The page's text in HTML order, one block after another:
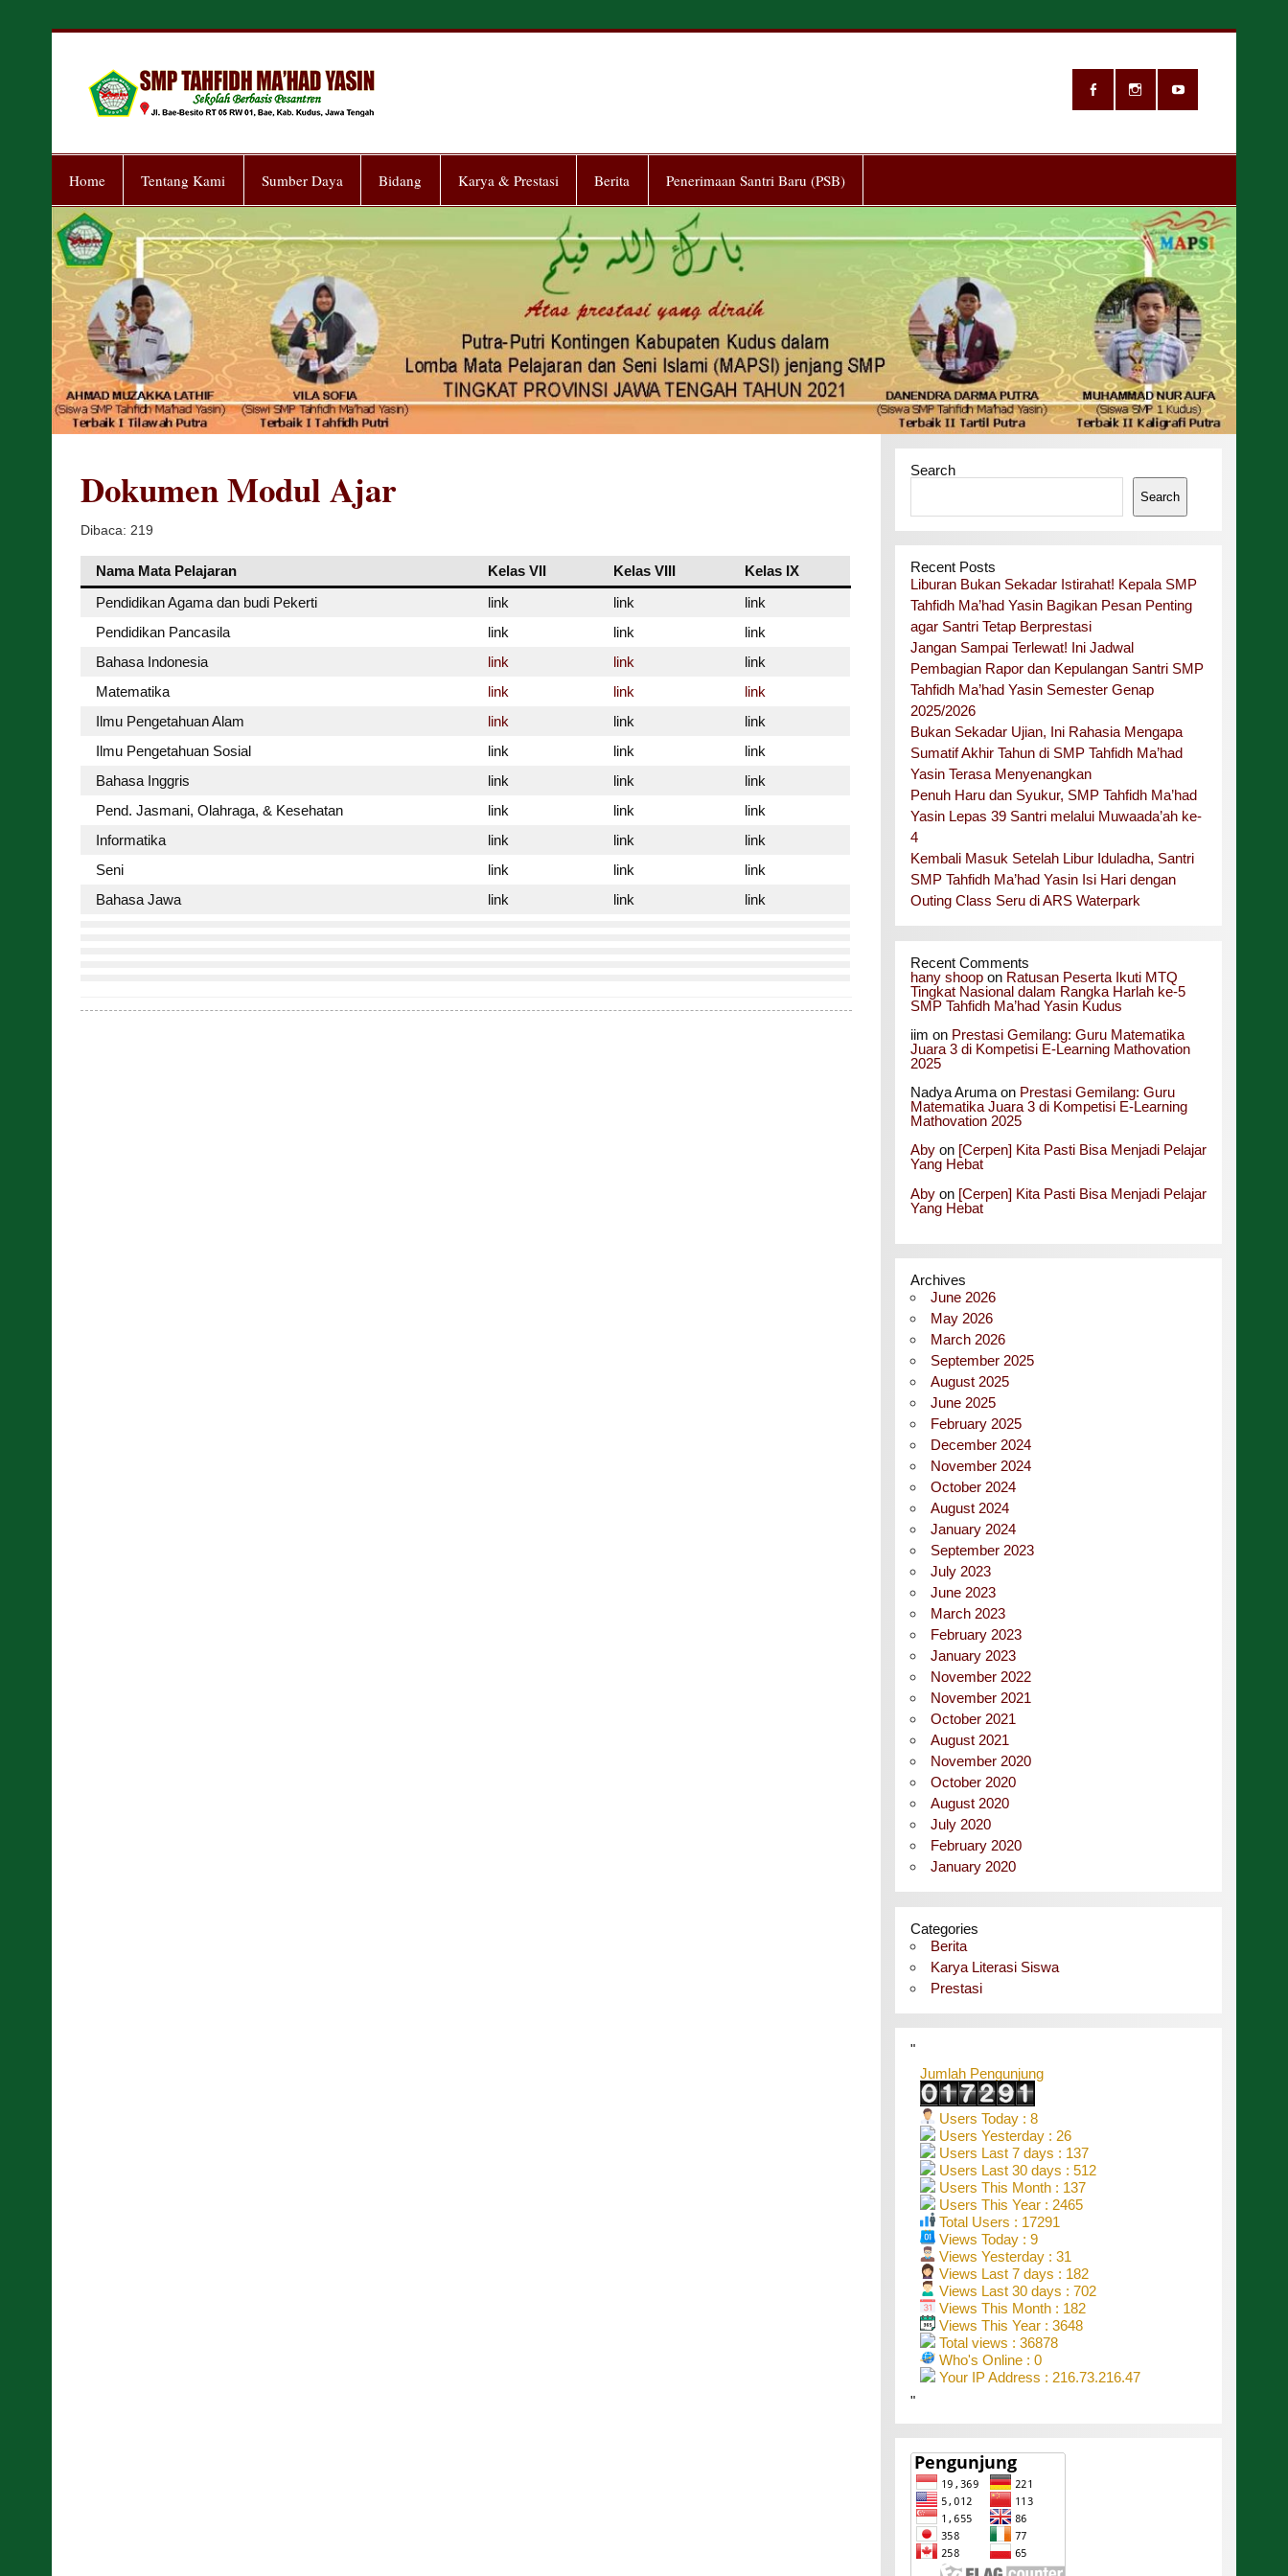
Home Tentang Kami Sumber Daya Bidang Karya & Prestasi Berita Penerimaan Santri Baru (PSB)
Dokumen Modul Ajar
Dibaca: 219
Nama Mata Pelajaran Kelas VII Kelas VIII
Kelas IX
Pendidikan Agama dan budi Pekerti
link link
link
Pendidikan Pancasila
link link
link
Bahasa Indonesia
link link
link
Matematika
link link
link
Ilmu Pengetahuan Alam
link link
link
Ilmu Pengetahuan Sosial
link link
link
Bahasa Inggris
link link
link
Pend. Jasmani, Olahraga, & Kesehatan
link link
link
Informatika
link link
link
Seni
link link
link
Bahasa Jawa
link link link
Search
Search
Recent Posts
Liburan Bukan Sekadar Istirahat! Kepala SMP
Tahfidh Ma’had Yasin Bagikan Pesan Penting
agar Santri Tetap Berprestasi
Jangan Sampai Terlewat! Ini Jadwal
Pembagian Rapor dan Kepulangan Santri SMP
Tahfidh Ma’had Yasin Semester Genap
2025/2026
Bukan Sekadar Ujian, Ini Rahasia Mengapa
Sumatif Akhir Tahun di SMP Tahfidh Ma’had
Yasin Terasa Menyenangkan
Penuh Haru dan Syukur, SMP Tahfidh Ma’had
Yasin Lepas 39 Santri melalui Muwaada’ah ke-
4
Kembali Masuk Setelah Libur Iduladha, Santri
SMP Tahfidh Ma’had Yasin Isi Hari dengan
Outing Class Seru di ARS Waterpark
Recent Comments
hany shoopon Ratusan Peserta Ikuti MTQ
Tingkat Nasional dalam Rangka Harlah ke-5
SMP Tahfidh Ma’had Yasin Kudus
iim on Prestasi Gemilang: Guru Matematika
Juara 3 di Kompetisi E-Learning Mathovation
2025
Nadya Arumaon Prestasi Gemilang: Guru
Matematika Juara 3 di Kompetisi E-Learning
Mathovation 2025
Abyon [Cerpen] Kita Pasti Bisa Menjadi Pelajar
Yang Hebat
Abyon [Cerpen] Kita Pasti Bisa Menjadi Pelajar
Yang Hebat
Archives
June 2026
May 2026
March 2026
September 2025
August 2025
June 2025
February 2025
December 2024
November 2024
October 2024
August 2024
January 2024
September 2023
July 2023
June 2023
March 2023
February 2023
January 2023
November 2022
November 2021
October 2021
August 2021
November 2020
October 2020
August 2020
July 2020
February 2020
January 2020
Categories
Berita
Karya Literasi Siswa
Prestasi
"
Jumlah Pengunjung
Users Today : 8
Users Yesterday : 26
Users Last 7 days : 137
Users Last 30 days : 512
Users This Month : 137
Users This Year : 2465
Total Users : 17291
Views Today : 9
Views Yesterday : 31
Views Last 7 days : 182
Views Last 30 days : 702
Views This Month : 182
Views This Year : 3648
Total views : 36878
Who's Online : 0
Your IP Address : 216.73.216.47
"